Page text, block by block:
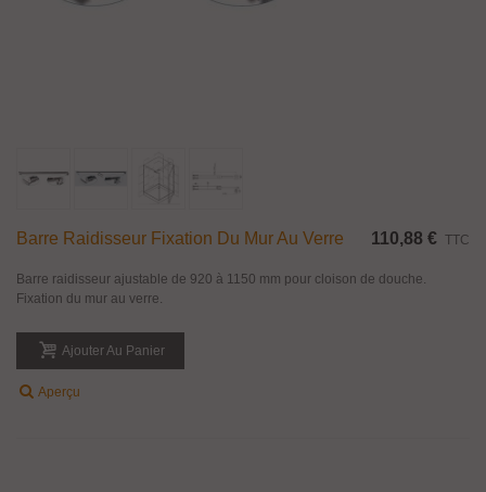
Barre Raidisseur Fixation Du Mur Au Verre 110,88 € TTC
Barre raidisseur ajustable de 920 à 1150 mm pour cloison de douche.
Fixation du mur au verre.
Ajouter Au Panier
Aperçu